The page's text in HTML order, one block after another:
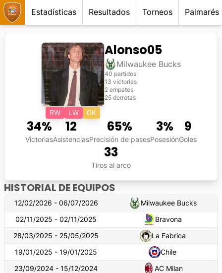
Estadísticas Resultados Torneos Palmarés
RW LW GK
Alonso05
Milwaukee Bucks
40 partidos
13 victorias
2 empates
25 derrotas
34%
Victorias
12
Asistencias
65%
Precisión de pases
3%
Posesión
9
Goles
33
Tiros al arco
HISTORIAL DE EQUIPOS
12/02/2026 - 06/07/2026
Milwaukee Bucks
02/11/2025 - 02/11/2025
Bravona
28/03/2025 - 25/05/2025
La Fabrica
19/01/2025 - 19/01/2025
Chile
23/09/2024 - 15/12/2024
AC Milan